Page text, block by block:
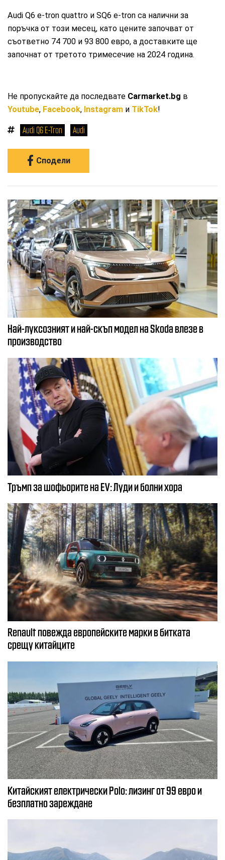
Audi Q6 e-tron quattro и SQ6 e-tron са налични за
поръчка от този месец, като цените започват от
съответно 74 700 и 93 800 евро, а доставките ще
започнат от третото тримесечие на 2024 година.
Не пропускайте да последвате Carmarket.bg в
Youtube, Facebook, Instagram и TikTok!
Audi Q6 E-Tron Audi
Сподели
Най-луксозният и най-скъп модел на Skoda влезе в
производство
Тръмп за шофьорите на EV: Луди и болни хора
Renault повежда европейските марки в битката
срещу китайците
Китайският електрически Polo: лизинг от 99 евро и
безплатно зареждане